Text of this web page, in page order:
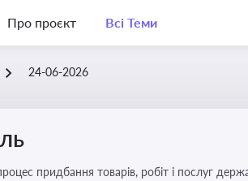
Про проєкт Всі Теми
24-06-2026
придбання товарів, робіт і послуг